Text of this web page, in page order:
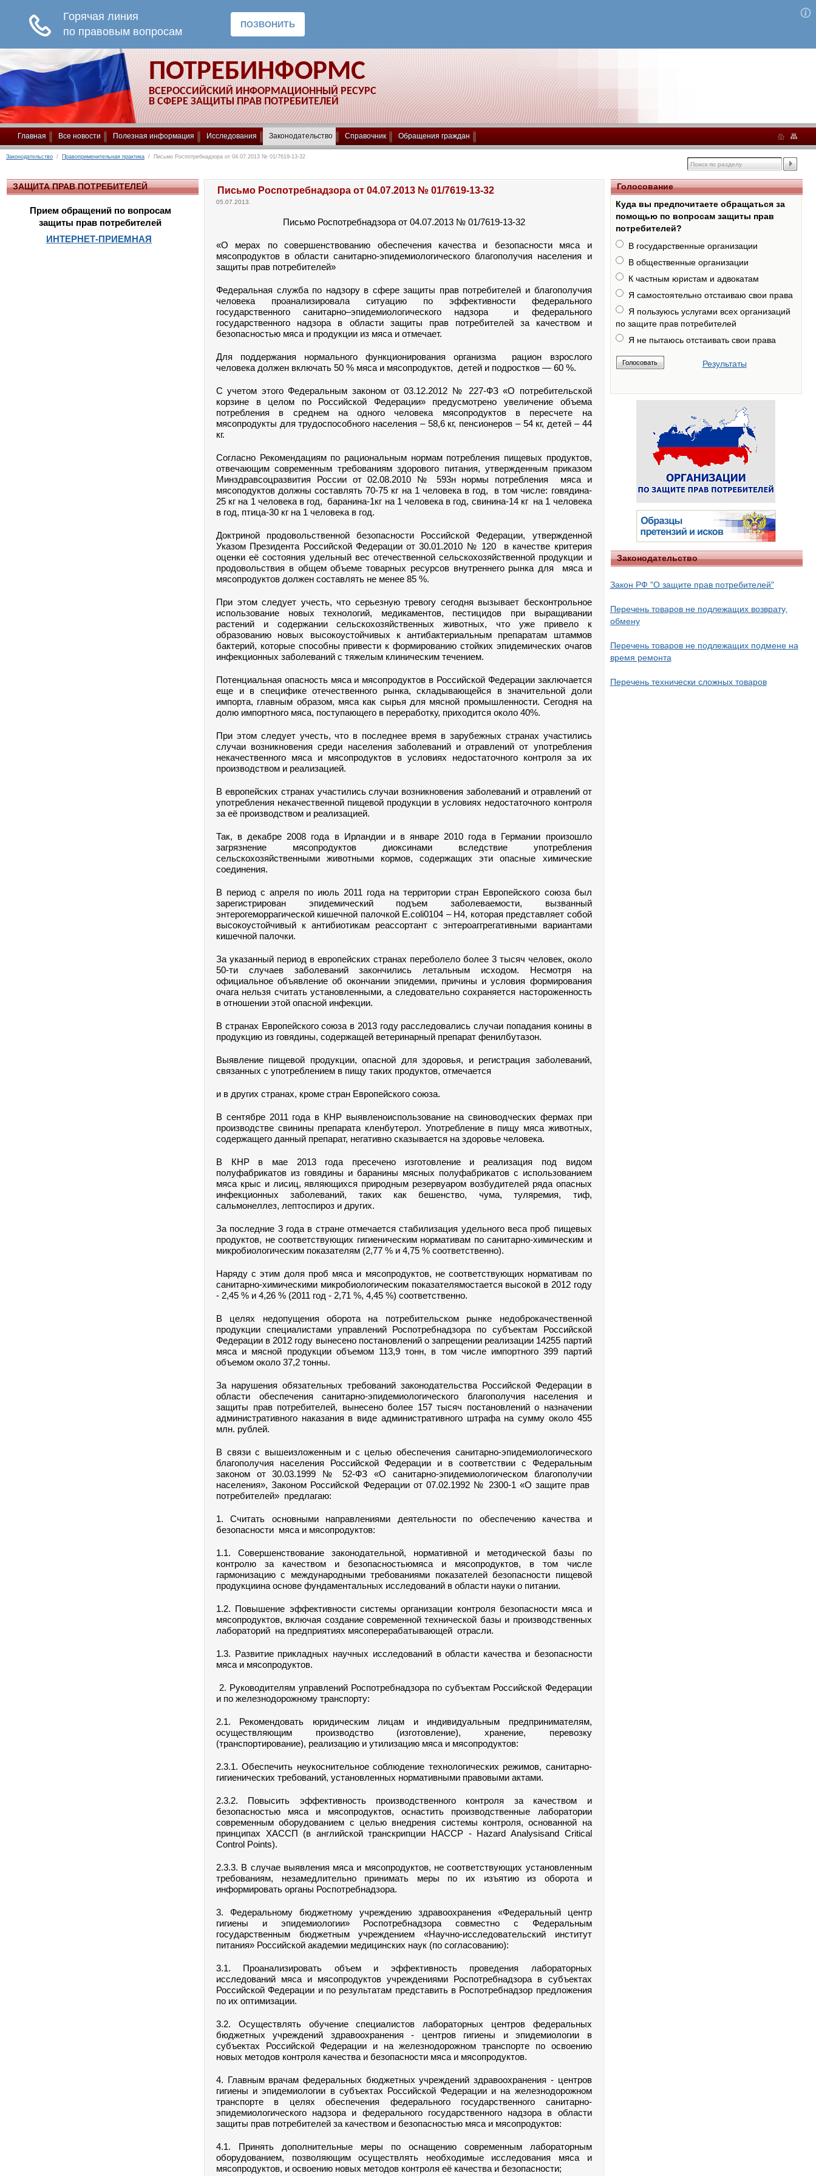
ПОТРЕБИНФОРМС
ВСЕРОССИЙСКИЙ ИНФОРМАЦИОННЫЙ РЕСУРС
В СФЕРЕ ЗАЩИТЫ ПРАВ ПОТРЕБИТЕЛЕЙ
Главная Все новости Полезная информация Исследования Законодательство Справочник Обращения граждан
Законодательство / Правоприменительная практика / Письмо Роспотребнадзора от 04.07.2013 № 01/7619-13-32
ЗАЩИТА ПРАВ ПОТРЕБИТЕЛЕЙ
Прием обращений по вопросам
защиты прав потребителей
ИНТЕРНЕТ-ПРИЕМНАЯ
Письмо Роспотребнадзора от 04.07.2013 № 01/7619-13-32
05.07.2013.
Письмо Роспотребнадзора от 04.07.2013 № 01/7619-13-32
«О мерах по совершенствованию обеспечения качества и безопасности мяса и
мясопродуктов в области санитарно-эпидемиологического благополучия населения и
защиты прав потребителей»
Федеральная служба по надзору в сфере защиты прав потребителей и благополучия
человека проанализировала ситуацию по эффективности федерального
государственного санитарно–эпидемиологического надзора и федерального
государственного надзора в области защиты прав потребителей за качеством и
безопасностью мяса и продукции из мяса и отмечает.
Для поддержания нормального функционирования организма рацион взрослого
человека должен включать 50 % мяса и мясопродуктов, детей и подростков — 60 %.
С учетом этого Федеральным законом от 03.12.2012 № 227-ФЗ «О потребительской
корзине в целом по Российской Федерации» предусмотрено увеличение объема
потребления в среднем на одного человека мясопродуктов в пересчете на
мясопродукты для трудоспособного населения – 58,6 кг, пенсионеров – 54 кг, детей – 44
кг.
Согласно Рекомендациям по рациональным нормам потребления пищевых продуктов,
отвечающим современным требованиям здорового питания, утвержденным приказом
Минздравсоцразвития России от 02.08.2010 № 593н нормы потребления мяса и
мясоподуктов должны составлять 70-75 кг на 1 человека в год, в том числе: говядина-
25 кг на 1 человека в год, баранина-1кг на 1 человека в год, свинина-14 кг на 1 человека
в год, птица-30 кг на 1 человека в год.
Доктриной продовольственной безопасности Российской Федерации, утвержденной
Указом Президента Российской Федерации от 30.01.2010 № 120 в качестве критерия
оценки её состояния удельный вес отечественной сельскохозяйственной продукции и
продовольствия в общем объеме товарных ресурсов внутреннего рынка для мяса и
мясопродуктов должен составлять не менее 85 %.
При этом следует учесть, что серьезную тревогу сегодня вызывает бесконтрольное
использование новых технологий, медикаментов, пестицидов при выращивании
растений и содержании сельскохозяйственных животных, что уже привело к
образованию новых высокоустойчивых к антибактериальным препаратам штаммов
бактерий, которые способны привести к формированию стойких эпидемических очагов
инфекционных заболеваний с тяжелым клиническим течением.
Потенциальная опасность мяса и мясопродуктов в Российской Федерации заключается
еще и в специфике отечественного рынка, складывающейся в значительной доли
импорта, главным образом, мяса как сырья для мясной промышленности. Сегодня на
долю импортного мяса, поступающего в переработку, приходится около 40%.
При этом следует учесть, что в последнее время в зарубежных странах участились
случаи возникновения среди населения заболеваний и отравлений от употребления
некачественного мяса и мясопродуктов в условиях недостаточного контроля за их
производством и реализацией.
В европейских странах участились случаи возникновения заболеваний и отравлений от
употребления некачественной пищевой продукции в условиях недостаточного контроля
за её производством и реализацией.
Так, в декабре 2008 года в Ирландии и в январе 2010 года в Германии произошло
загрязнение мясопродуктов диоксинами вследствие употребления
сельскохозяйственными животными кормов, содержащих эти опасные химические
соединения.
В период с апреля по июль 2011 года на территории стран Европейского союза был
зарегистрирован эпидемический подъем заболеваемости, вызванный
энтерогеморрагической кишечной палочкой E.coli0104 – Н4, которая представляет собой
высокоустойчивый к антибиотикам реассортант с энтероаггрегативными вариантами
кишечной палочки.
За указанный период в европейских странах переболело более 3 тысяч человек, около
50-ти случаев заболеваний закончились летальным исходом. Несмотря на
официальное объявление об окончании эпидемии, причины и условия формирования
очага нельзя считать установленными, а следовательно сохраняется настороженность
в отношении этой опасной инфекции.
В странах Европейского союза в 2013 году расследовались случаи попадания конины в
продукцию из говядины, содержащей ветеринарный препарат фенилбутазон.
Выявление пищевой продукции, опасной для здоровья, и регистрация заболеваний,
связанных с употреблением в пищу таких продуктов, отмечается
и в других странах, кроме стран Европейского союза.
В сентябре 2011 года в КНР выявленоиспользование на свиноводческих фермах при
производстве свинины препарата кленбутерол. Употребление в пищу мяса животных,
содержащего данный препарат, негативно сказывается на здоровье человека.
В КНР в мае 2013 года пресечено изготовление и реализация под видом
полуфабрикатов из говядины и баранины мясных полуфабрикатов с использованием
мяса крыс и лисиц, являющихся природным резервуаром возбудителей ряда опасных
инфекционных заболеваний, таких как бешенство, чума, туляремия, тиф,
сальмонеллез, лептоспироз и других.
За последние 3 года в стране отмечается стабилизация удельного веса проб пищевых
продуктов, не соответствующих гигиеническим нормативам по санитарно-химическим и
микробиологическим показателям (2,77 % и 4,75 % соответственно).
Наряду с этим доля проб мяса и мясопродуктов, не соответствующих нормативам по
санитарно-химическими микробиологическим показателямостается высокой в 2012 году
- 2,45 % и 4,26 % (2011 год - 2,71 %, 4,45 %) соответственно.
В целях недопущения оборота на потребительском рынке недоброкачественной
продукции специалистами управлений Роспотребнадзора по субъектам Российской
Федерации в 2012 году вынесено постановлений о запрещении реализации 14255 партий
мяса и мясной продукции объемом 113,9 тонн, в том числе импортного 399 партий
объемом около 37,2 тонны.
За нарушения обязательных требований законодательства Российской Федерации в
области обеспечения санитарно-эпидемиологического благополучия населения и
защиты прав потребителей, вынесено более 157 тысяч постановлений о назначении
административного наказания в виде административного штрафа на сумму около 455
млн. рублей.
В связи с вышеизложенным и с целью обеспечения санитарно-эпидемиологического
благополучия населения Российской Федерации и в соответствии с Федеральным
законом от 30.03.1999 № 52-ФЗ «О санитарно-эпидемиологическом благополучии
населения», Законом Российской Федерации от 07.02.1992 № 2300-1 «О защите прав
потребителей» предлагаю:
1. Считать основными направлениями деятельности по обеспечению качества и
безопасности мяса и мясопродуктов:
1.1. Совершенствование законодательной, нормативной и методической базы по
контролю за качеством и безопасностьюмяса и мясопродуктов, в том числе
гармонизацию с международными требованиями показателей безопасности пищевой
продукциина основе фундаментальных исследований в области науки о питании.
1.2. Повышение эффективности системы организации контроля безопасности мяса и
мясопродуктов, включая создание современной технической базы и производственных
лабораторий на предприятиях мясоперерабатывающей отрасли.
1.3. Развитие прикладных научных исследований в области качества и безопасности
мяса и мясопродуктов.
2. Руководителям управлений Роспотребнадзора по субъектам Российской Федерации
и по железнодорожному транспорту:
2.1. Рекомендовать юридическим лицам и индивидуальным предпринимателям,
осуществляющим производство (изготовление), хранение, перевозку
(транспортирование), реализацию и утилизацию мяса и мясопродуктов:
2.3.1. Обеспечить неукоснительное соблюдение технологических режимов, санитарно-
гигиенических требований, установленных нормативными правовыми актами.
2.3.2. Повысить эффективность производственного контроля за качеством и
безопасностью мяса и мясопродуктов, оснастить производственные лаборатории
современным оборудованием с целью внедрения системы контроля, основанной на
принципах ХАССП (в английской транскрипции HACCP - Hazard Analysisand Critical
Control Points).
2.3.3. В случае выявления мяса и мясопродуктов, не соответствующих установленным
требованиям, незамедлительно принимать меры по их изъятию из оборота и
информировать органы Роспотребнадзора.
3. Федеральному бюджетному учреждению здравоохранения «Федеральный центр
гигиены и эпидемиологии» Роспотребнадзора совместно с Федеральным
государственным бюджетным учреждением «Научно-исследовательский институт
питания» Российской академии медицинских наук (по согласованию):
3.1. Проанализировать объем и эффективность проведения лабораторных
исследований мяса и мясопродуктов учреждениями Роспотребнадзора в субъектах
Российской Федерации и по результатам представить в Роспотребнадзор предложения
по их оптимизации.
3.2. Осуществлять обучение специалистов лабораторных центров федеральных
бюджетных учреждений здравоохранения - центров гигиены и эпидемиологии в
субъектах Российской Федерации и на железнодорожном транспорте по освоению
новых методов контроля качества и безопасности мяса и мясопродуктов.
4. Главным врачам федеральных бюджетных учреждений здравоохранения - центров
гигиены и эпидемиологии в субъектах Российской Федерации и на железнодорожном
транспорте в целях обеспечения федерального государственного санитарно-
эпидемиологического надзора и федерального государственного надзора в области
защиты прав потребителей за качеством и безопасностью мяса и мясопродуктов:
4.1. Принять дополнительные меры по оснащению современным лабораторным
оборудованием, позволяющим осуществлять необходимые исследования мяса и
мясопродуктов, и освоению новых методов контроля её качества и безопасности;
Голосование
Куда вы предпочитаете обращаться за
помощью по вопросам защиты прав
потребителей?
В государственные организации
В общественные организации
К частным юристам и адвокатам
Я самостоятельно отстаиваю свои права
Я пользуюсь услугами всех организаций
по защите прав потребителей
Я не пытаюсь отстаивать свои права
Результаты
Законодательство
Закон РФ "О защите прав потребителей"
Перечень товаров не подлежащих возврату,
обмену
Перечень товаров не подлежащих подмене на
время ремонта
Перечень технически сложных товаров